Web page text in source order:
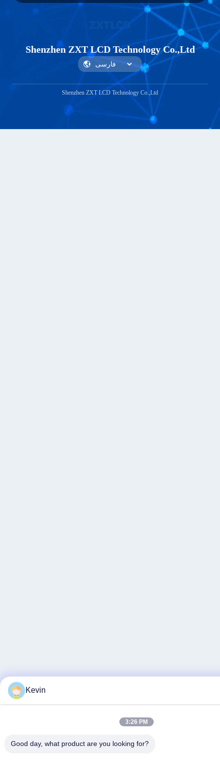
Shenzhen ZXT LCD Technology Co.,Ltd
Shenzhen ZXT LCD Technology Co.,Ltd
Kevin
3:26 PM
Good day, what product are you looking for?